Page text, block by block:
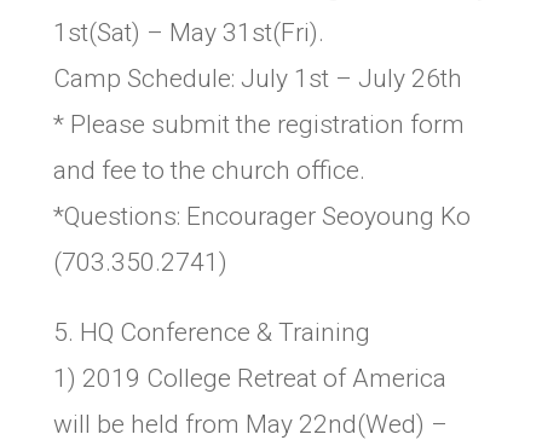
1st(Sat) – May 31st(Fri).
Camp Schedule: July 1st – July 26th
* Please submit the registration form
and fee to the church office.
*Questions: Encourager Seoyoung Ko
(703.350.2741)
5. HQ Conference & Training
1) 2019 College Retreat of America
will be held from May 22nd(Wed) –